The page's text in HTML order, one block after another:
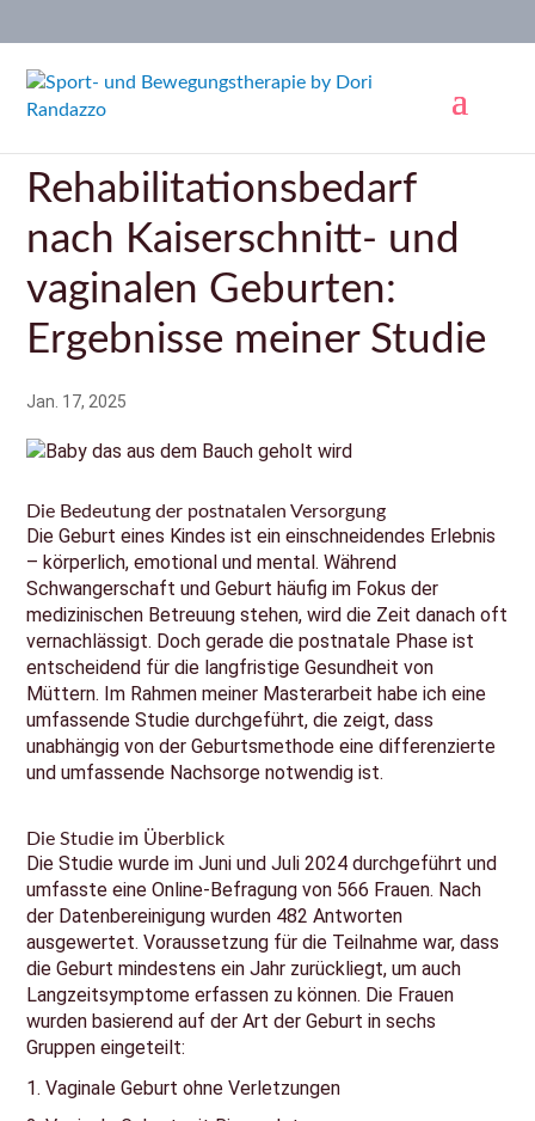
Rehabilitationsbedarf
nach Kaiserschnitt- und
vaginalen Geburten:
Ergebnisse meiner Studie
Jan. 17, 2025
Die Bedeutung der postnatalen Versorgung
Die Geburt eines Kindes ist ein einschneidendes Erlebnis
– körperlich, emotional und mental. Während
Schwangerschaft und Geburt häufig im Fokus der
medizinischen Betreuung stehen, wird die Zeit danach oft
vernachlässigt. Doch gerade die postnatale Phase ist
entscheidend für die langfristige Gesundheit von
Müttern. Im Rahmen meiner Masterarbeit habe ich eine
umfassende Studie durchgeführt, die zeigt, dass
unabhängig von der Geburtsmethode eine differenzierte
und umfassende Nachsorge notwendig ist.
Die Studie im Überblick
Die Studie wurde im Juni und Juli 2024 durchgeführt und
umfasste eine Online-Befragung von 566 Frauen. Nach
der Datenbereinigung wurden 482 Antworten
ausgewertet. Voraussetzung für die Teilnahme war, dass
die Geburt mindestens ein Jahr zurückliegt, um auch
Langzeitsymptome erfassen zu können. Die Frauen
wurden basierend auf der Art der Geburt in sechs
Gruppen eingeteilt:
Vaginale Geburt ohne Verletzungen